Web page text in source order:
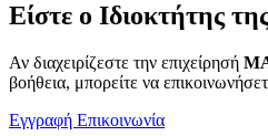
Είστε ο Ιδιοκτήτης
Αν διαχειρίζεστε την επιχείρησή
βοήθεια, μπορείτε να
Εγγραφή Επικοινωνία